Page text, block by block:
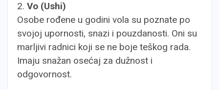
2. Vo (Ushi)
Osobe rođene u godini vola su poznate po
svojoj upornosti, snazi i pouzdanosti. Oni su
marljivi radnici koji se ne boje teškog rada.
Imaju snažan osećaj za dužnost i
odgovornost.